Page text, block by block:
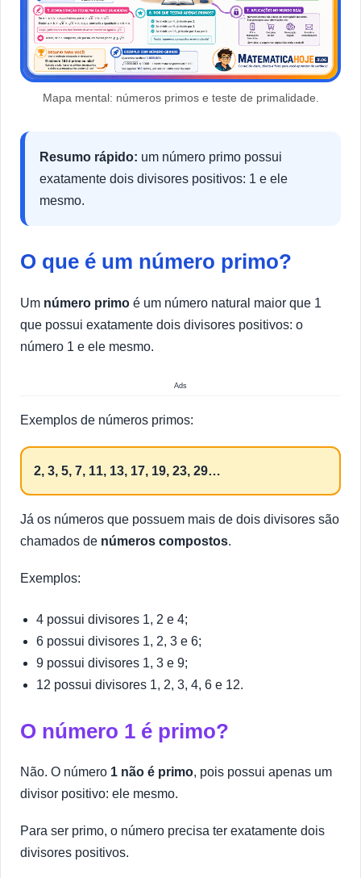
Mapa mental: números primos e teste de primalidade.
Resumo rápido: um número primo possui
exatamente dois divisores positivos: 1 e ele
mesmo.
O que é um número primo?
Um número primo é um número natural maior que 1
que possui exatamente dois divisores positivos: o
número 1 e ele mesmo.
Ads
Exemplos de números primos:
2, 3, 5, 7, 11, 13, 17, 19, 23, 29…
Já os números que possuem mais de dois divisores são
chamados de números compostos.
Exemplos:
4 possui divisores 1, 2 e 4;
6 possui divisores 1, 2, 3 e 6;
9 possui divisores 1, 3 e 9;
12 possui divisores 1, 2, 3, 4, 6 e 12.
O número 1 é primo?
Não. O número 1 não é primo, pois possui apenas um
divisor positivo: ele mesmo.
Para ser primo, o número precisa ter exatamente dois
divisores positivos.